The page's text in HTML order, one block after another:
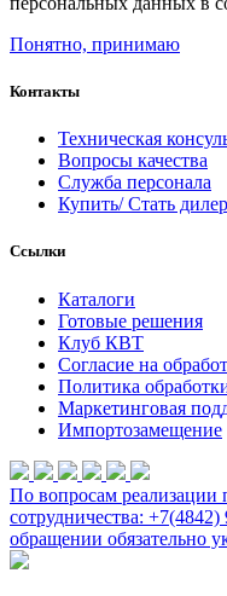
Понятно, принимаю
Контакты
Техническая
Вопросы качества
Служба персонала
Купить/ Стать
Ссылки
Каталоги
Готовые решения
Клуб КВТ
Согласие на
Политика
Маркетинговая
Импортозамещение
По вопросам реализации
сотрудничества:
обращении обязательно